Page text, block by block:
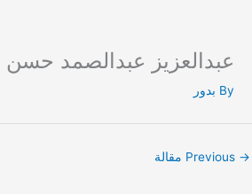
Skip
content
عبدالعزيز عبدالصمد حسن
By بدور
→